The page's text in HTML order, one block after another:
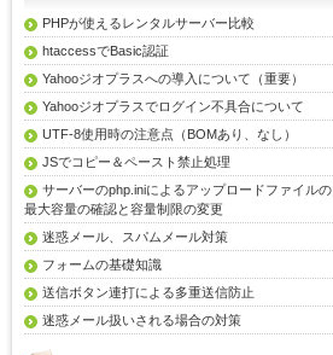
PHPが使えるレンタルサーバー比較
htaccessでBasic認証
Yahooジオプラスへの導入について（重要）
Yahooジオプラスでログイン不具合について
UTF-8使用時の注意点（BOMあり、なし）
JSでコピー＆ペースト禁止処理
サーバーのphp.iniによるアップロードファイルの
最大容量の確認と容量制限の変更
迷惑メール、スパムメール対策
フォームの基礎知識
送信ボタン連打による多重送信防止
迷惑メール扱いされる場合の対策